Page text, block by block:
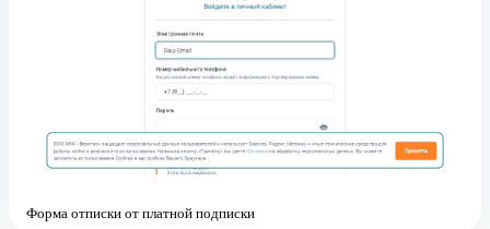
Форма отписки от платной подписки